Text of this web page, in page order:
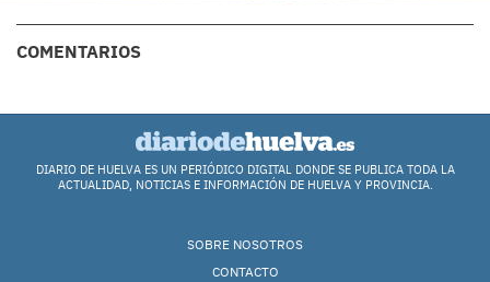
COMENTARIOS
DIARIO DE HUELVA ES UN PERIÓDICO DIGITAL DONDE SE PUBLICA TODA LA
ACTUALIDAD, NOTICIAS E INFORMACIÓN DE HUELVA Y PROVINCIA.
SOBRE NOSOTROS
CONTACTO